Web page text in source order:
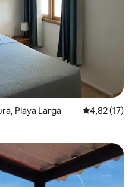
Playa Larga Évaluation
4,82 (17)